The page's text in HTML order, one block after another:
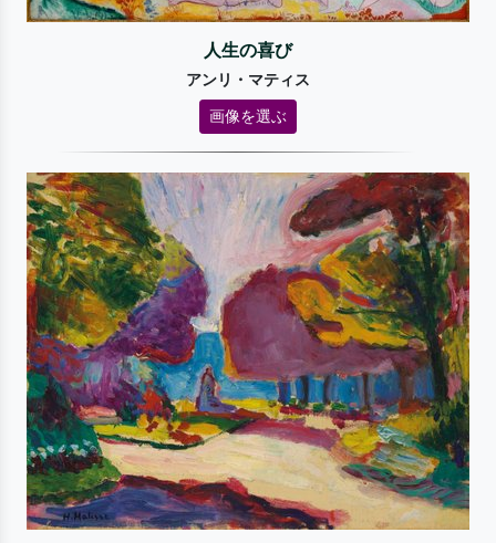
人生の喜び
アンリ・マティス
画像を選ぶ